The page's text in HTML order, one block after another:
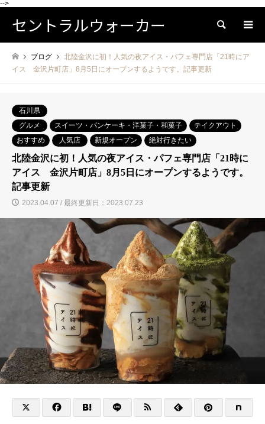
-->
セントラルウォーカー 検索
ブログ
北陸金沢に初！人気の夜アイス・パフェ専門店「21時にア
イス 金沢片町店」8月5日にオープンするようです。記事更新
石川県
グルメ
スイーツ・パンケーキ・洋菓子・和菓子
テイクアウト
おすすめ
人気店 新規オープン 絶対行きたい
北陸金沢に初！人気の夜アイス・パフェ専門店「21時に
アイス 金沢片町店」8月5日にオープンするようです。
記事更新
2023.04.07 / 最終更新日：2023.07.23